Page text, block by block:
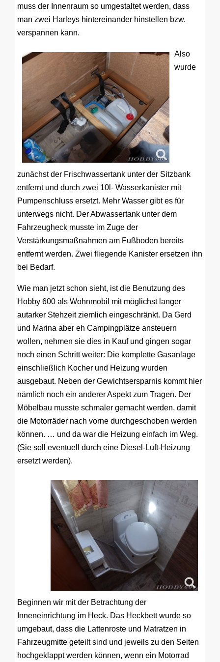
muss der Innenraum so umgestaltet werden, dass
man zwei Harleys hintereinander hinstellen bzw.
verspannen kann.
Also
wurde
zunächst der Frischwassertank unter der Sitzbank
entfernt und durch zwei 10l- Wasserkanister mit
Pumpenschluss ersetzt. Mehr Wasser gibt es für
unterwegs nicht. Der Abwassertank unter dem
Fahrzeugheck musste im Zuge der
Verstärkungsmaßnahmen am Fußboden bereits
entfernt werden. Zwei fliegende Kanister ersetzen ihn
bei Bedarf.
Wie man jetzt schon sieht, ist die Benutzung des
Hobby 600 als Wohnmobil mit möglichst langer
autarker Stehzeit ziemlich eingeschränkt. Da Gerd
und Marina aber eh Campingplätze ansteuern
wollen, nehmen sie dies in Kauf und gingen sogar
noch einen Schritt weiter: Die komplette Gasanlage
einschließlich Kocher und Heizung wurden
ausgebaut. Neben der Gewichtsersparnis kommt hier
nämlich noch ein anderer Aspekt zum Tragen. Der
Möbelbau musste schmaler gemacht werden, damit
die Motorräder nach vorne durchgeschoben werden
können. … und da war die Heizung einfach im Weg.
(Sie soll eventuell durch eine Diesel-Luft-Heizung
ersetzt werden).
Beginnen wir mit der Betrachtung der
Inneneinrichtung im Heck. Das Heckbett wurde so
umgebaut, dass die Lattenroste und Matratzen in
Fahrzeugmitte geteilt sind und jeweils zu den Seiten
hochgeklappt werden können, wenn ein Motorrad